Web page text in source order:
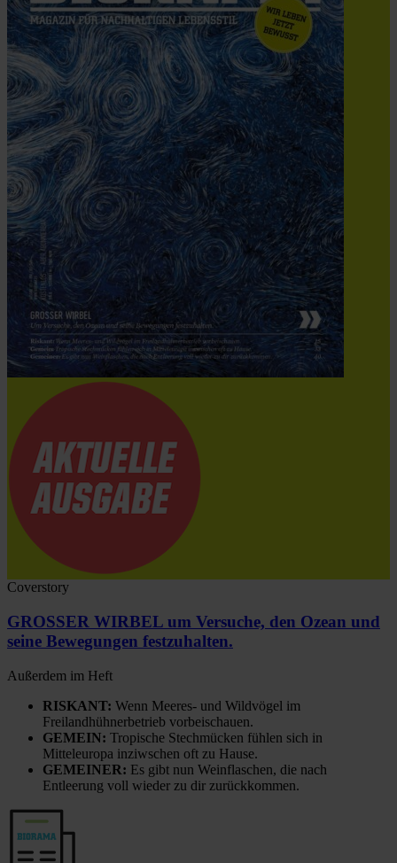
Coverstory
GROSSER WIRBEL um Versuche, den Ozean und
seine Bewegungen festzuhalten.
Außerdem im Heft
RISKANT: Wenn Meeres- und Wildvögel im
Freilandhühnerbetrieb vorbeischauen.
GEMEIN: Tropische Stechmücken fühlen sich in
Mitteleuropa inziwschen oft zu Hause.
GEMEINER: Es gibt nun Weinflaschen, die nach
Entleerung voll wieder zu dir zurückkommen.